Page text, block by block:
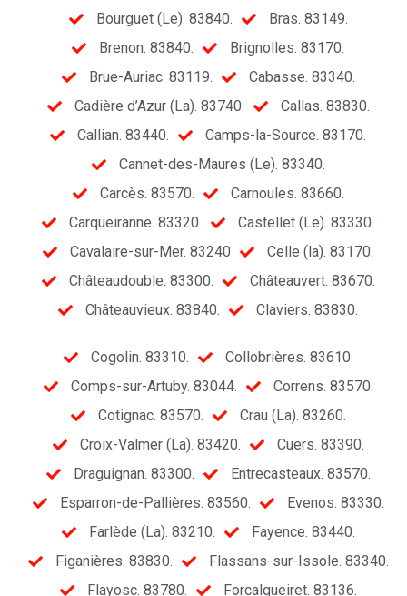
Bourguet (Le). 83840.
Bras. 83149.
Brenon. 83840.
Brignolles. 83170.
Brue-Auriac. 83119.
Cabasse. 83340.
Cadière d’Azur (La). 83740.
Callas. 83830.
Callian. 83440.
Camps-la-Source. 83170.
Cannet-des-Maures (Le). 83340.
Carcès. 83570.
Carnoules. 83660.
Carqueiranne. 83320.
Castellet (Le). 83330.
Cavalaire-sur-Mer. 83240
Celle (la). 83170.
Châteaudouble. 83300.
Châteauvert. 83670.
Châteauvieux. 83840.
Claviers. 83830.
Cogolin. 83310.
Collobrières. 83610.
Comps-sur-Artuby. 83044.
Correns. 83570.
Cotignac. 83570.
Crau (La). 83260.
Croix-Valmer (La). 83420.
Cuers. 83390.
Draguignan. 83300.
Entrecasteaux. 83570.
Esparron-de-Pallières. 83560.
Evenos. 83330.
Farlède (La). 83210.
Fayence. 83440.
Figanières. 83830.
Flassans-sur-Issole. 83340.
Flayosc. 83780.
Forcalqueiret. 83136.